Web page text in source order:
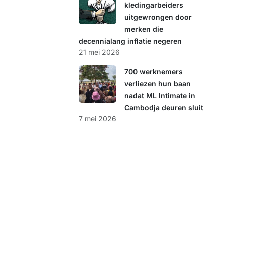
kledingarbeiders
uitgewrongen door
merken die
decennialang inflatie negeren
21 mei 2026
700 werknemers
verliezen hun baan
nadat ML Intimate in
Cambodja deuren sluit
7 mei 2026